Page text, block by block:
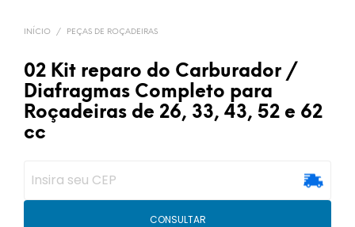
INÍCIO / PEÇAS DE ROÇADEIRAS
02 Kit reparo do Carburador /
Diafragmas Completo para
Roçadeiras de 26, 33, 43, 52 e 62
cc
CONSULTAR